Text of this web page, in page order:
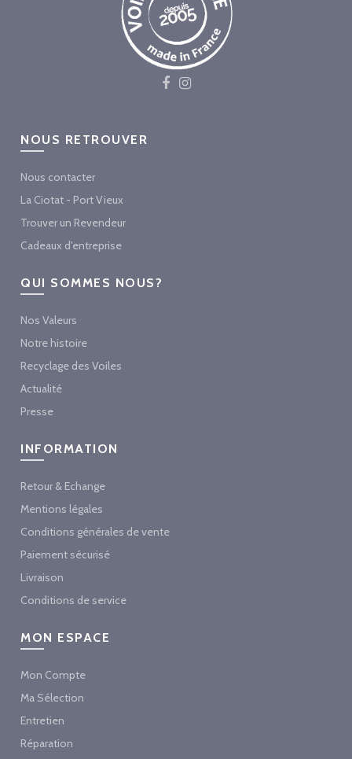
NOUS RETROUVER
Nous contacter
La Ciotat - Port Vieux
Trouver un Revendeur
Cadeaux d'entreprise
QUI SOMMES NOUS?
Nos Valeurs
Notre histoire
Recyclage des Voiles
Actualité
Presse
INFORMATION
Retour & Echange
Mentions légales
Conditions générales de vente
Paiement sécurisé
Livraison
Conditions de service
MON ESPACE
Mon Compte
Ma Sélection
Entretien
Réparation